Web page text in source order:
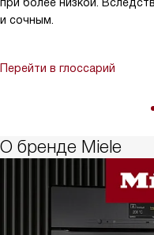
и сочным.
Перейти в глоссарий
О бренде Miele